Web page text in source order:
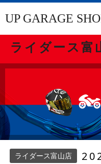
UP GARAGE
ライダース富
ライダース富山店